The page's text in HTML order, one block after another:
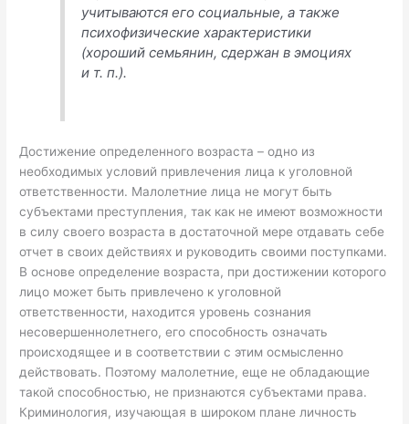
учитываются его социальные, а также
психофизические характеристики
(хороший семьянин, сдержан в эмоциях
и т. п.).
Достижение определенного возраста – одно из
необходимых условий привлечения лица к уголовной
ответственности. Малолетние лица не могут быть
субъектами преступления, так как не имеют возможности
в силу своего возраста в достаточной мере отдавать себе
отчет в своих действиях и руководить своими поступками.
В основе определение возраста, при достижении которого
лицо может быть привлечено к уголовной
ответственности, находится уровень сознания
несовершеннолетнего, его способность означать
происходящее и в соответствии с этим осмысленно
действовать. Поэтому малолетние, еще не обладающие
такой способностью, не признаются субъектами права.
Криминология, изучающая в широком плане личность